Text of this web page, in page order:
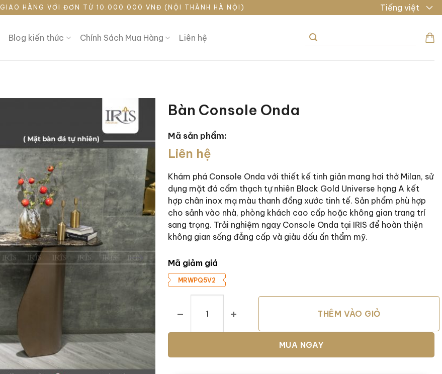
GIAO HÀNG VỚI ĐƠN TỪ 10.000.000 VNĐ (NỘI THÀNH HÀ NỘI) Tiếng việt
Blog kiến thức Chính Sách Mua Hàng Liên hệ
kiếm:
Bàn Console Onda
Mã sản phẩm:
Liên hệ
Khám phá Console Onda với thiết kế tinh giản mang hơi thở Milan, sử
dụng mặt đá cẩm thạch tự nhiên Black Gold Universe hạng A kết
hợp chân inox mạ màu thanh đồng xước tinh tế. Sản phẩm phù hợp
cho sảnh vào nhà, phòng khách cao cấp hoặc không gian trang trí
sang trọng. Trải nghiệm ngay Console Onda tại IRIS để hoàn thiện
không gian sống đẳng cấp và giàu dấu ấn thẩm mỹ.
Mã giảm giá
MRWPQ5V2
Bàn Console Onda số lượng
THÊM VÀO GIỎ
MUA NGAY